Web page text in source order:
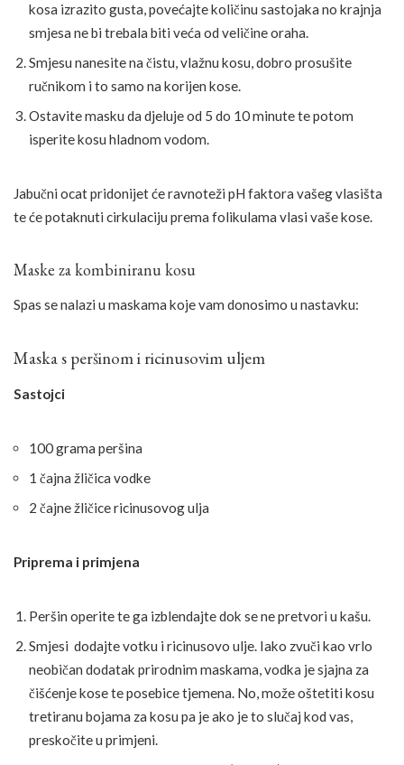
kosa izrazito gusta, povećajte količinu sastojaka no krajnja
smjesa ne bi trebala biti veća od veličine oraha.
Smjesu nanesite na čistu, vlažnu kosu, dobro prosušite
ručnikom i to samo na korijen kose.
Ostavite masku da djeluje od 5 do 10 minute te potom
isperite kosu hladnom vodom.
Jabučni ocat pridonijet će ravnoteži pH faktora vašeg vlasišta
te će potaknuti cirkulaciju prema folikulama vlasi vaše kose.
Maske za kombiniranu kosu
Spas se nalazi u maskama koje vam donosimo u nastavku:
Maska s peršinom i ricinusovim uljem
Sastojci
100 grama peršina
1 čajna žličica vodke
2 čajne žličice ricinusovog ulja
Priprema i primjena
Peršin operite te ga izblendajte dok se ne pretvori u kašu.
Smjesi dodajte votku i ricinusovo ulje. Iako zvuči kao vrlo
neobičan dodatak prirodnim maskama, vodka je sjajna za
čišćenje kose te posebice tjemena. No, može oštetiti kosu
tretiranu bojama za kosu pa je ako je to slučaj kod vas,
preskočite u primjeni.